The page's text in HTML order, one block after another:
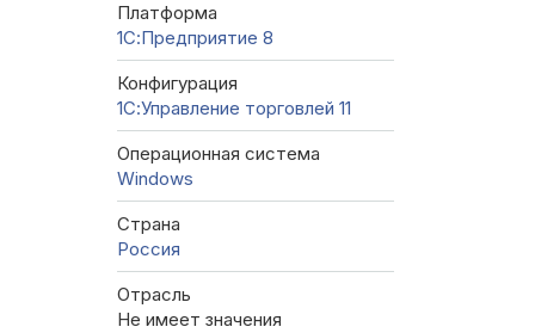
Платформа
1С:Предприятие 8
Конфигурация
1С:Управление торговлей 11
Операционная система
Windows
Страна
Россия
Отрасль
Не имеет значения